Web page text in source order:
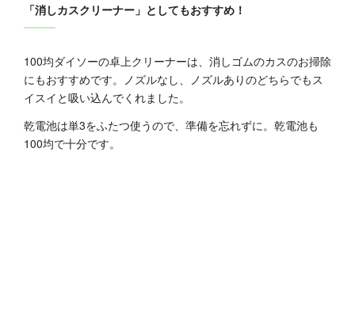
「消しカスクリーナー」としてもおすすめ！
100均ダイソーの卓上クリーナーは、消しゴムのカスのお掃除
にもおすすめです。ノズルなし、ノズルありのどちらでもス
イスイと吸い込んでくれました。
乾電池は単3をふたつ使うので、準備を忘れずに。乾電池も
100均で十分です。